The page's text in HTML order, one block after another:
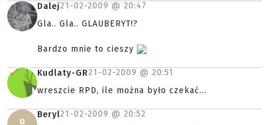
Dalej21-02-2009 @ 20:47
Gla.. Gla.. GLAUBERYT!?
Bardzo mnie to cieszy
Kudlaty-GR21-02-2009 @ 20:51
wreszcie RPD, ile można było czekać...
Beryl21-02-2009 @ 20:52